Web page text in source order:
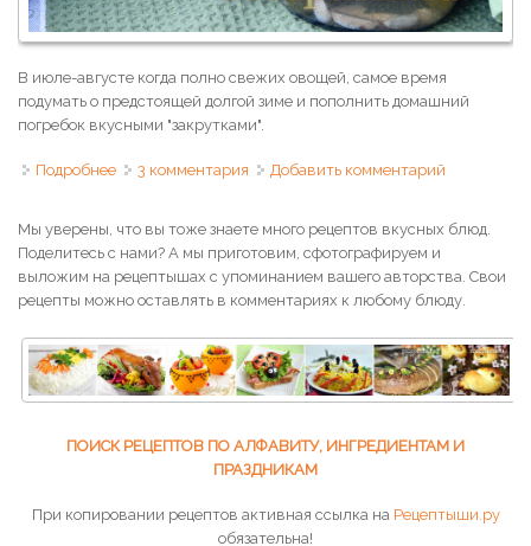
В июле-августе когда полно свежих овощей, самое время
подумать о предстоящей долгой зиме и пополнить домашний
погребок вкусными "закрутками".
Подробнее о Огурцы, маринованные с томатами
3 комментария Добавить комментарий
Мы уверены, что вы тоже знаете много рецептов вкусных блюд.
Поделитесь с нами? А мы приготовим, сфотографируем и
выложим на рецептышах с упоминанием вашего авторства. Свои
рецепты можно оставлять в комментариях к любому блюду.
ПОИСК РЕЦЕПТОВ ПО АЛФАВИТУ, ИНГРЕДИЕНТАМ И
ПРАЗДНИКАМ
При копировании рецептов активная ссылка на Рецептыши.ру
обязательна!